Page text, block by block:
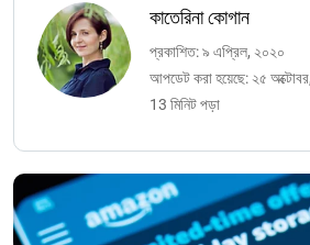
কাতেরিনা কোগান
প্রকাশিত: ৯ এপ্রিল, ২০২০
আপডেট করা হয়েছে: ২৫
13 মিনিট পড়া